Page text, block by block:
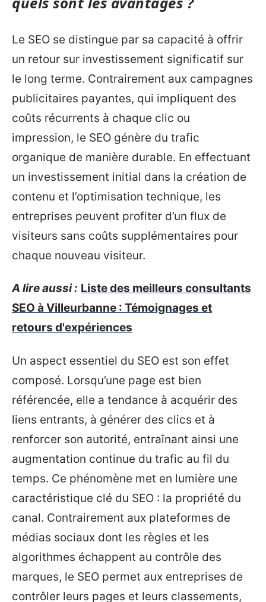
Le SEO se distingue par sa capacité à offrir
un retour sur investissement significatif sur
le long terme. Contrairement aux campagnes
publicitaires payantes, qui impliquent des
coûts récurrents à chaque clic ou
impression, le SEO génère du trafic
organique de manière durable. En effectuant
un investissement initial dans la création de
contenu et l’optimisation technique, les
entreprises peuvent profiter d’un flux de
visiteurs sans coûts supplémentaires pour
chaque nouveau visiteur.
A lire aussi : Liste des meilleurs consultants
SEO à Villeurbanne : Témoignages et
retours d'expériences
Un aspect essentiel du SEO est son effet
composé. Lorsqu’une page est bien
référencée, elle a tendance à acquérir des
liens entrants, à générer des clics et à
renforcer son autorité, entraînant ainsi une
augmentation continue du trafic au fil du
temps. Ce phénomène met en lumière une
caractéristique clé du SEO : la propriété du
canal. Contrairement aux plateformes de
médias sociaux dont les règles et les
algorithmes échappent au contrôle des
marques, le SEO permet aux entreprises de
contrôler leurs pages et leurs classements,